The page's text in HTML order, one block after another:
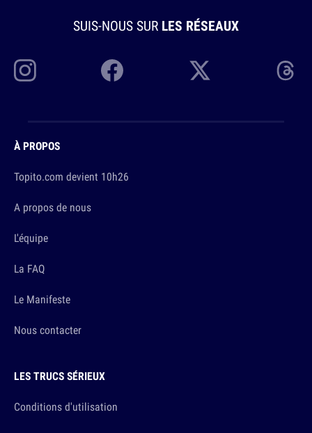
SUIS-NOUS SUR LES RÉSEAUX
À PROPOS
Topito.com devient 10h26
A propos de nous
L'équipe
La FAQ
Le Manifeste
Nous contacter
LES TRUCS SÉRIEUX
Conditions d'utilisation